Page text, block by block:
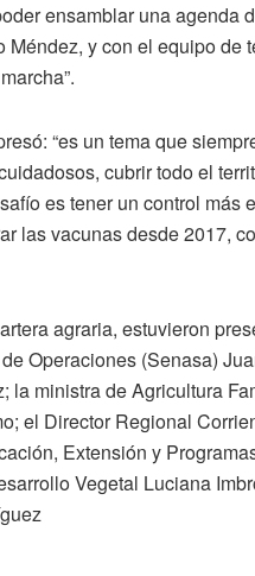
ensamblar una agenda
y con el equipo de
“es un tema que
cubrir todo el
es tener un control más
las vacunas desde 2017,
agraria, estuvieron
Operaciones (Senasa)
la ministra de Agricultura
el Director Regional
Extensión y
Vegetal Luciana